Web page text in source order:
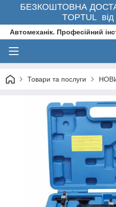
БЕЗКОШТОВНА
TOPTUL від
Автомеханік. Професійний
Товари та послуги